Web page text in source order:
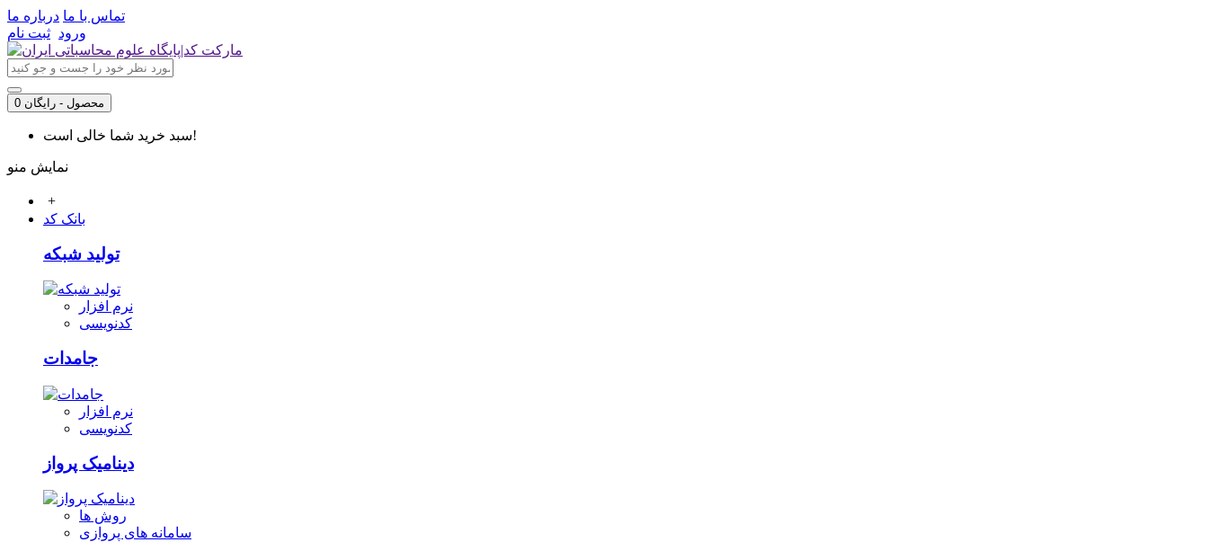
تماس با ما درباره ما
ورود ثبت نام
0 محصول - رایگان
سبد خرید شما خالی است!
نمایش منو
+
بانک کد
تولید شبکه
نرم افزار
کدنویسی
جامدات
نرم افزار
کدنویسی
دینامیک پرواز
روش ها
سامانه های پروازی